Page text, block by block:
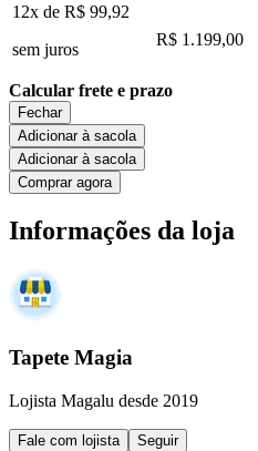
12x de R$ 99,92
sem juros
R$ 1.199,00
Calcular frete e prazo
Fechar
Adicionar à sacola
Adicionar à sacola
Comprar agora
Informações da loja
Tapete Magia
Lojista Magalu desde 2019
Fale com lojista Seguir